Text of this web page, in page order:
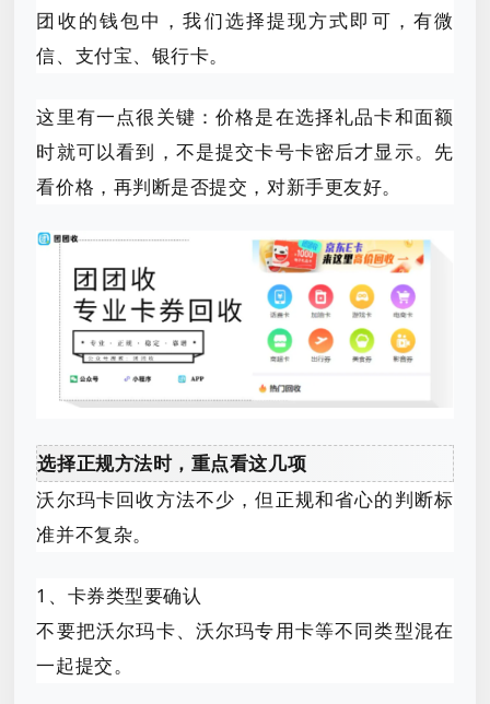
团收的钱包中，我们选择提现方式即可，有微
信、支付宝、银行卡。
这里有一点很关键：价格是在选择礼品卡和面额
时就可以看到，不是提交卡号卡密后才显示。先
看价格，再判断是否提交，对新手更友好。
选择正规方法时，重点看这几项
沃尔玛卡回收方法不少，但正规和省心的判断标
准并不复杂。
1、卡券类型要确认
不要把沃尔玛卡、沃尔玛专用卡等不同类型混在
一起提交。